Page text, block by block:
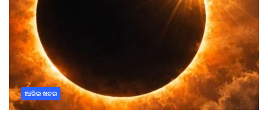
ଆଜିର ଖବର